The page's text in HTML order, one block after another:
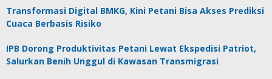
Transformasi Digital BMKG, Kini Petani Bisa Akses Prediksi
Cuaca Berbasis Risiko
IPB Dorong Produktivitas Petani Lewat Ekspedisi Patriot,
Salurkan Benih Unggul di Kawasan Transmigrasi